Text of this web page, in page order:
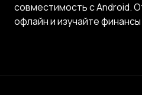
совместимость с Android.
офлайн и изучайте